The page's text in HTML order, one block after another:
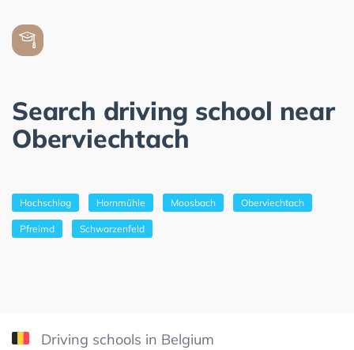
Search driving school near
Oberviechtach
Hochschlag Hornmühle Moosbach Oberviechtach
Pfreimd Schwarzenfeld
Driving schools in Belgium